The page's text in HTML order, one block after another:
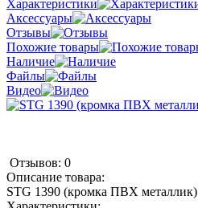
Характеристики
Аксессуары
Отзывы
Похожие товары
Наличие
Файлы
Видео
Отзывов: 0
Описание товара:
STG 1390 (кромка ПВХ металлик)